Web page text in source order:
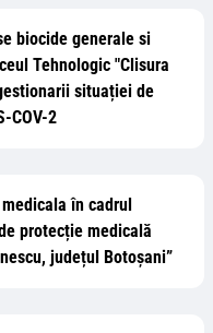
biocide generale si
Tehnologic "Clisura
situației de
COV-2
în cadrul
protecție medicală
județul Botoșani”